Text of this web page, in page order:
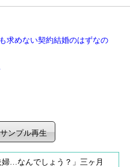
求めない契約結婚のはずなの
ンプル再生
…なんでしょう？」三ヶ月